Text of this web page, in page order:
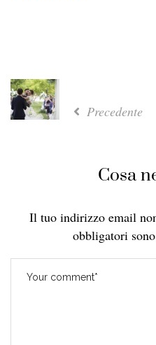
Precedente
Cosa
Il tuo indirizzo email
obbligatori